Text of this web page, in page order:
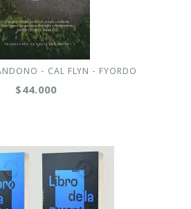
- CAL FLYN - FYORDO
$44.000